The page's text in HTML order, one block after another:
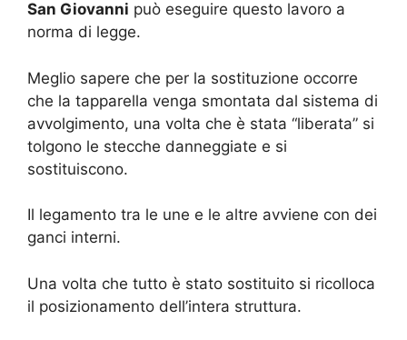
San Giovanni può eseguire questo lavoro a
norma di legge.
Meglio sapere che per la sostituzione occorre
che la tapparella venga smontata dal sistema di
avvolgimento, una volta che è stata “liberata” si
tolgono le stecche danneggiate e si
sostituiscono.
Il legamento tra le une e le altre avviene con dei
ganci interni.
Una volta che tutto è stato sostituito si ricolloca
il posizionamento dell’intera struttura.